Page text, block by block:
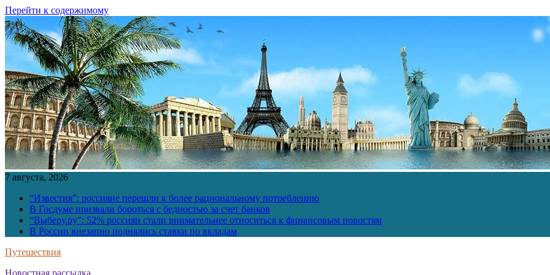
Перейти к содержимому
7 августа, 2026
“Известия”: россияне перешли к более рациональному потреблению
В Госдуме призвали бороться с бедностью за счет банков
“Выберу.ру”: 52% россиян стали внимательнее относиться к финансовым новостям
В России внезапно поднялись ставки по вкладам
Путешествия
Новостная рассылка